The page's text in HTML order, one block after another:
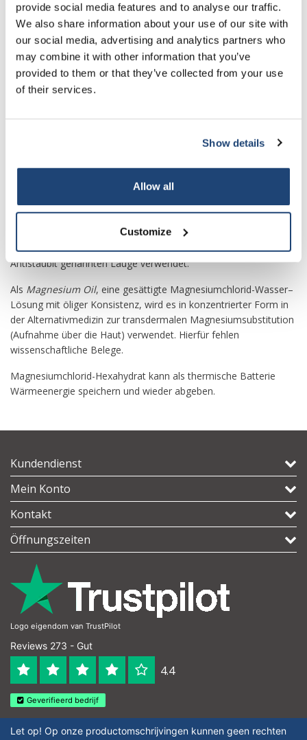
provide social media features and to analyse our traffic.
We also share information about your use of our site with
our social media, advertising and analytics partners who
may combine it with other information that you’ve
provided to them or that they’ve collected from your use
of their services.
Show details
Allow all
Customize
In der Lebensmitteltechnik wird Magnesiumchlorid als
Säureregulator, Festigungsmittel, Geschmacksverstärker,
Trägerstoff oder Trennmittel eingesetzt. Es ist in der EU als
Lebensmittelzusatzstoff der NummerE 511ohne eine
Höchstmengenbeschränkung (quantum satis) für alle für
Zusatzstoffe zugelassenen Lebensmittel sowie auch für Öko-
Es wird weiterhin als Streusalzergänzung verwendet.
Des Weiteren wird Magnesiumchlorid zur Anhebung der
Magnesiumkonzentration in Riffaquarien verwendet.
Es wird auch zur Staubbindung (Explosionsschutz) im
Zur Bindung von Straßenstaub wurde es versuchsweise in einer
Antistaubit genannten Lauge verwendet.
Als Magnesium Oil, eine gesättigte Magnesiumchlorid-Wasser–
Lösung mit öliger Konsistenz, wird es in konzentrierter Form in
der Alternativmedizin zur transdermalen Magnesiumsubstitution
(Aufnahme über die Haut) verwendet. Hierfür fehlen
wissenschaftliche Belege.
Magnesiumchlorid-Hexahydrat kann als thermische Batterie
Wärmeenergie speichern und wieder abgeben.
Kundendienst
Mein Konto
Kontakt
Öffnungszeiten
Logo eigendom van TrustPilot
Reviews 273 - Gut
4.4
Geverifieerd bedrijf
Let op! Op onze productomschrijvingen kunnen geen rechten